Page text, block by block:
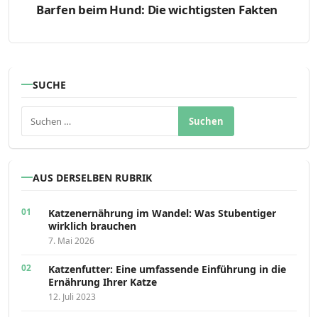
Barfen beim Hund: Die wichtigsten Fakten
SUCHE
AUS DERSELBEN RUBRIK
Katzenernährung im Wandel: Was Stubentiger
wirklich brauchen
7. Mai 2026
Katzenfutter: Eine umfassende Einführung in die
Ernährung Ihrer Katze
12. Juli 2023